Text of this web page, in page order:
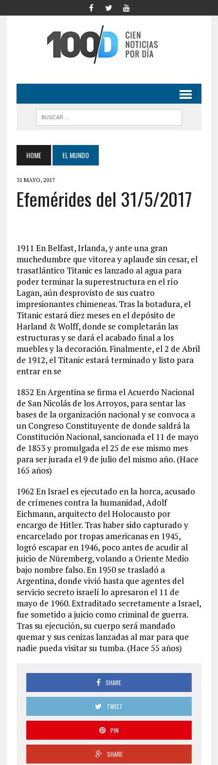
HOME EL MUNDO
31 MAYO, 2017
Efemérides del 31/5/2017
1911 En Belfast, Irlanda, y ante una gran
muchedumbre que vitorea y aplaude sin cesar, el
trasatlántico Titanic es lanzado al agua para
poder terminar la superestructura en el río
Lagan, aún desprovisto de sus cuatro
impresionantes chimeneas. Tras la botadura, el
Titanic estará diez meses en el depósito de
Harland & Wolff, donde se completarán las
estructuras y se dará el acabado final a los
muebles y la decoración. Finalmente, el 2 de Abril
de 1912, el Titanic estará terminado y listo para
entrar en se
1852 En Argentina se firma el Acuerdo Nacional
de San Nicolás de los Arroyos, para sentar las
bases de la organización nacional y se convoca a
un Congreso Constituyente de donde saldrá la
Constitución Nacional, sancionada el 11 de mayo
de 1853 y promulgada el 25 de ese mismo mes
para ser jurada el 9 de julio del mismo año.(Hace
165 años)
1962 En Israel es ejecutado en la horca, acusado
de crímenes contra la humanidad, Adolf
Eichmann, arquitecto del Holocausto por
encargo de Hitler. Tras haber sido capturado y
encarcelado por tropas americanas en 1945,
logró escapar en 1946, poco antes de acudir al
juicio de Nüremberg, volando a Oriente Medio
bajo nombre falso. En 1950 se trasladó a
Argentina, donde vivió hasta que agentes del
servicio secreto israelí lo apresaron el 11 de
mayo de 1960. Extraditado secretamente a Israel,
fue sometido a juicio como criminal de guerra.
Tras su ejecución, su cuerpo será mandado
quemar y sus cenizas lanzadas al mar para que
nadie pueda visitar su tumba. (Hace 55 años)
SHARE
TWEET
PIN
SHARE